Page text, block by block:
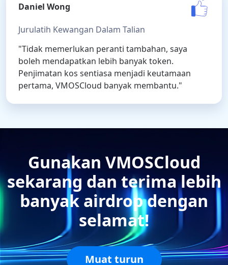
Daniel Wong
Jurulatih Kewangan Dalam Talian
"Tidak memerlukan peranti tambahan, saya
boleh mendapatkan lebih banyak token.
Penjimatan kos sentiasa menjadi keutamaan
pertama, VMOSCloud banyak membantu."
Gunakan VMOSCloud
sekarang dan terima lebih
banyak airdrop dengan
selamat!
Muat turun